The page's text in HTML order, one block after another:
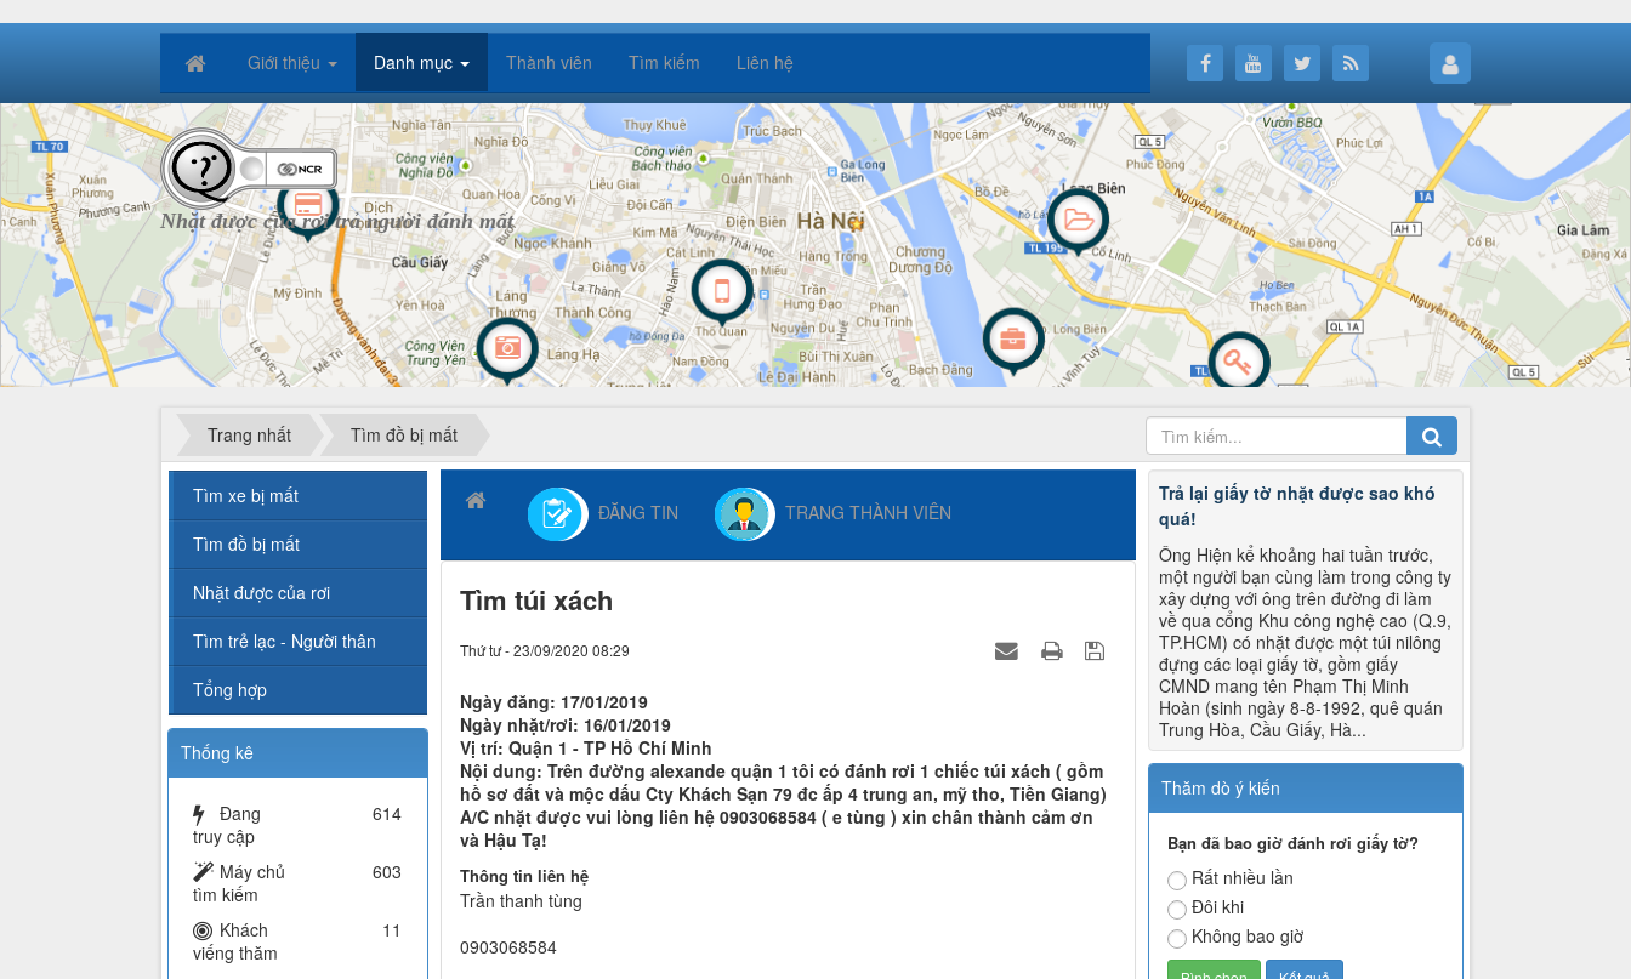
Giới thiệu Danh mục Thành viên Tìm kiếm Liên hệ
Nhặt được của rơi trả người đánh mất
Trang nhất Tìm đồ bị mất
ĐĂNG TIN TRANG THÀNH VIÊN
Tìm túi xách
Thứ tư - 23/09/2020 08:29
Ngày đăng: 17/01/2019
Ngày nhặt/rơi: 16/01/2019
Vị trí: Quận 1 - TP Hồ Chí Minh
Nội dung: Trên đường alexande quận 1 tôi có đánh rơi 1 chiếc túi xách ( gồm
hồ sơ đất và mộc dấu Cty Khách Sạn 79 đc ấp 4 trung an, mỹ tho, Tiền Giang)
A/C nhặt được vui lòng liên hệ 0903068584 ( e tùng ) xin chân thành cảm ơn
và Hậu Tạ!
Thông tin liên hệ
Trần thanh tùng
0903068584
Trả lại giấy tờ nhặt được sao khó
quá!
Ông Hiện kể khoảng hai tuần trước,
một người bạn cùng làm trong công ty
xây dựng với ông trên đường đi làm
về qua cổng Khu công nghệ cao (Q.9,
TP.HCM) có nhặt được một túi nilông
đựng các loại giấy tờ, gồm giấy
CMND mang tên Phạm Thị Minh
Hoàn (sinh ngày 8-8-1992, quê quán
Trung Hòa, Cầu Giấy, Hà...
Thăm dò ý kiến
Bạn đã bao giờ đánh rơi giấy tờ?
Rất nhiều lần
Đôi khi
Không bao giờ
Tìm xe bị mất
Tìm đồ bị mất
Nhặt được của rơi
Tìm trẻ lạc - Người thân
Tổng hợp
Thống kê
Đang
truy cập
614
Máy chủ
tìm kiếm
603
Khách
viếng thăm
11